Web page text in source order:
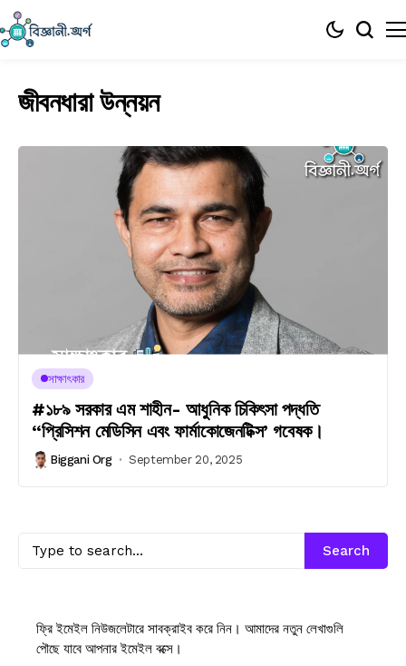
জীবনধারা উন্নয়ন
সাক্ষাৎকার
#১৮৯ সরকার এম শাহীন- আধুনিক চিকিৎসা পদ্ধতি
“প্রিসিশন মেডিসিন এবং ফার্মাকোজেনটিক্স’ গবেষক।
Biggani Org September 20, 2025
Search
ফ্রি ইমেইল নিউজলেটারে সাবক্রাইব করে নিন। আমাদের নতুন লেখাগুলি
পৌছে যাবে আপনার ইমেইল বক্সে।